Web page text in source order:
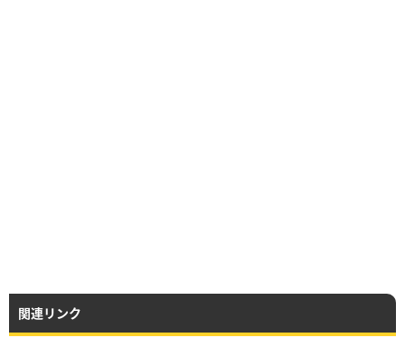
関連リンク